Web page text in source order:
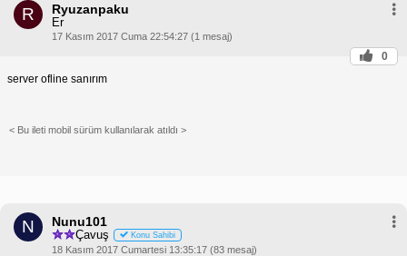
R Ryuzanpaku
Er
17 Kasım 2017 Cuma 22:54:27 (1 mesaj)
0
server ofline sanırım
< Bu ileti mobil sürüm kullanılarak atıldı >
N Nunu101
Çavuş Konu Sahibi
18 Kasım 2017 Cumartesi 13:35:17 (83 mesaj)